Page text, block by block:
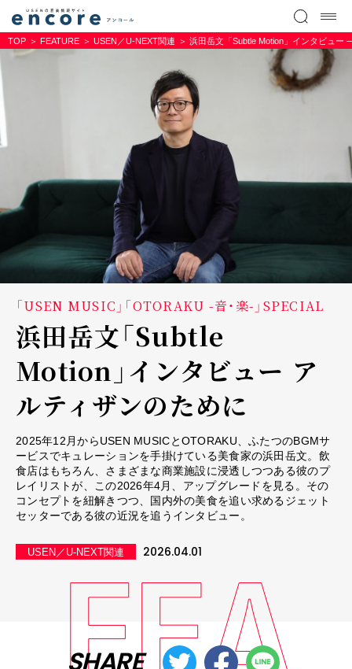
TOP FEATURE USEN／U-NEXT関連 浜田岳文「Subtle Motion」インタビュ
「USEN MUSIC」「OTORAKU -音・楽-」SPECIAL
浜田岳文「Subtle
Motion」インタビュー ――ア
ルティザンのために
2025年12月からUSEN MUSICとOTORAKU、ふたつのBGMサ
ービスでキュレーションを手掛けている美食家の浜田岳文。飲
食店はもちろん、さまざまな商業施設に浸透しつつある彼のプ
レイリストが、この2026年4月、アップグレードを見る。その
コンセプトを紐解きつつ、国内外の美食を追い求めるジェット
セッターである彼の近況を追うインタビュー。
USEN／U-NEXT関連 2026.04.01
SHARE